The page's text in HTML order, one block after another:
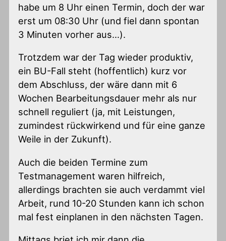
habe um 8 Uhr einen Termin, doch der war
erst um 08:30 Uhr (und fiel dann spontan
3 Minuten vorher aus…).
Trotzdem war der Tag wieder produktiv,
ein BU-Fall steht (hoffentlich) kurz vor
dem Abschluss, der wäre dann mit 6
Wochen Bearbeitungsdauer mehr als nur
schnell reguliert (ja, mit Leistungen,
zumindest rückwirkend und für eine ganze
Weile in der Zukunft).
Auch die beiden Termine zum
Testmanagement waren hilfreich,
allerdings brachten sie auch verdammt viel
Arbeit, rund 10-20 Stunden kann ich schon
mal fest einplanen in den nächsten Tagen.